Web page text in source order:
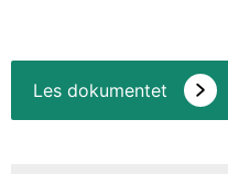
Les dokumentet